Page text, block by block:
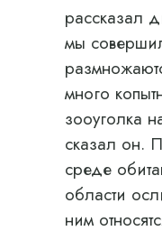
рассказал
мы
много
зооуголка
сказал он.
среде
области
ним